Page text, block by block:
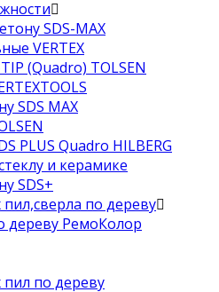
SDS-MAX
VERTEX
(Quadro) TOLSEN
SDS MAX
PLUS Quadro HILBERG
и керамике
SDS+
по дереву
дереву РемоКолор
по дереву